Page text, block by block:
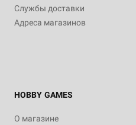
Службы доставки
Адреса магазинов
HOBBY GAMES
О магазине